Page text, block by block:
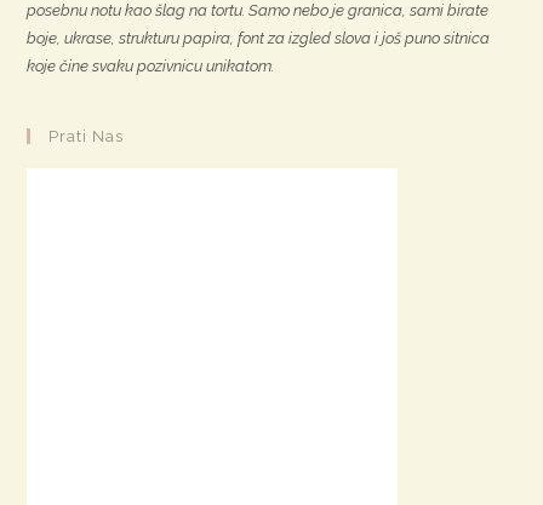
posebnu notu kao šlag na tortu. Samo nebo je granica, sami birate
boje, ukrase, strukturu papira, font za izgled slova i još puno sitnica
koje čine svaku pozivnicu unikatom.
Prati Nas